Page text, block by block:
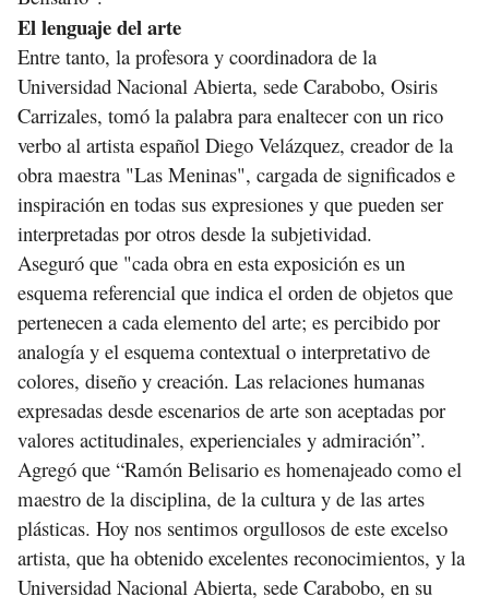
El lenguaje del arte
Entre tanto, la profesora y coordinadora de la
Universidad Nacional Abierta, sede Carabobo, Osiris
Carrizales, tomó la palabra para enaltecer con un rico
verbo al artista español Diego Velázquez, creador de la
obra maestra "Las Meninas", cargada de significados e
inspiración en todas sus expresiones y que pueden ser
interpretadas por otros desde la subjetividad.
Aseguró que "cada obra en esta exposición es un
esquema referencial que indica el orden de objetos que
pertenecen a cada elemento del arte; es percibido por
analogía y el esquema contextual o interpretativo de
colores, diseño y creación. Las relaciones humanas
expresadas desde escenarios de arte son aceptadas por
valores actitudinales, experienciales y admiración”.
Agregó que “Ramón Belisario es homenajeado como el
maestro de la disciplina, de la cultura y de las artes
plásticas. Hoy nos sentimos orgullosos de este excelso
artista, que ha obtenido excelentes reconocimientos, y la
Universidad Nacional Abierta, sede Carabobo, en su